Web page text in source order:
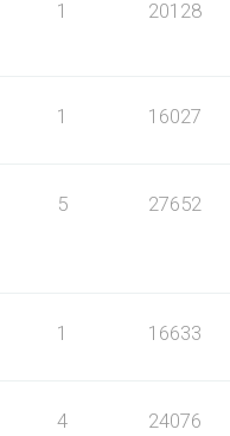
1 20128
1 16027
5 27652
1 16633
4 24076